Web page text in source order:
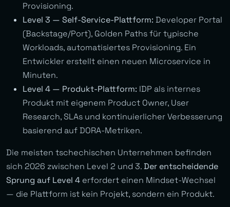
Provisioning.
Level 3 — Self-Service-Plattform: Developer Portal
(Backstage/Port), Golden Paths für typische
Workloads, automatisiertes Provisioning. Ein
Entwickler erstellt einen neuen Microservice in
Minuten.
Level 4 — Produkt-Plattform: IDP als internes
Produkt mit eigenem Product Owner, User
Research, SLAs und kontinuierlicher Verbesserung
basierend auf DORA-Metriken.
Die meisten tschechischen Unternehmen befinden
sich 2026 zwischen Level 2 und 3.Der entscheidende
Sprung auf Level 4 erfordert einen Mindset-Wechsel
— die Plattform ist kein Projekt, sondern ein Produkt.